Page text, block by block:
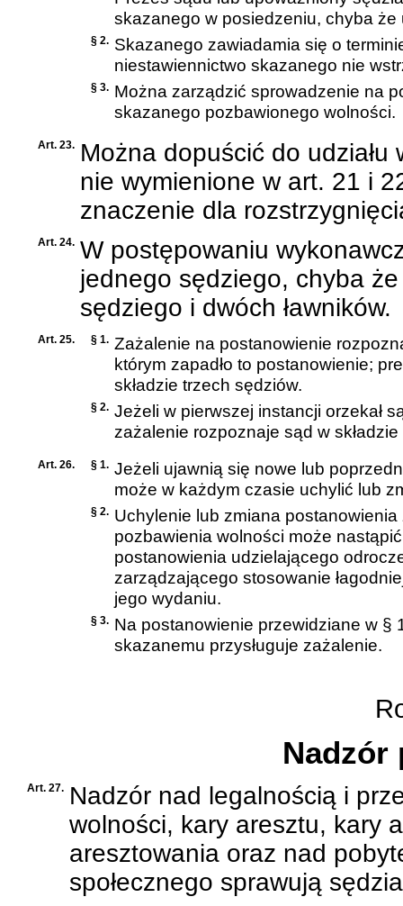
skazanego w posiedzeniu, chyba że
§ 2. Skazanego zawiadamia się o
niestawiennictwo skazanego nie
§ 3. Można zarządzić sprowadzenie na
skazanego pozbawionego wolności.
Art. 23. Można dopuścić do
nie wymienione w art. 21 i
znaczenie dla
Art. 24. W postępowaniu
jednego sędziego, chyba
sędziego i dwóch ławników.
Art. 25. § 1. Zażalenie na postanowienie
którym zapadło to postanowienie;
składzie trzech sędziów.
§ 2. Jeżeli w pierwszej instancji orzekał
zażalenie rozpoznaje sąd w
Art. 26. § 1. Jeżeli ujawnią się nowe lub
może w każdym czasie uchylić lub
§ 2. Uchylenie lub zmiana
pozbawienia wolności może
postanowienia udzielającego
zarządzającego stosowanie
jego wydaniu.
§ 3. Na postanowienie przewidziane w §
skazanemu przysługuje zażalenie.
Nadzór
Art. 27. Nadzór nad legalnością i
wolności, kary aresztu, kary
aresztowania oraz nad
społecznego sprawują